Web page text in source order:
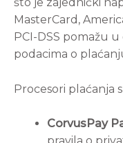
MasterCard,
PCI-DSS pomažu
podacima o
Procesori plaćanja
CorvusPay